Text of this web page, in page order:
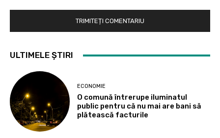
ULTIMELE ȘTIRI
ECONOMIE
O comună întrerupe iluminatul
public pentru că nu mai are bani să
plătească facturile